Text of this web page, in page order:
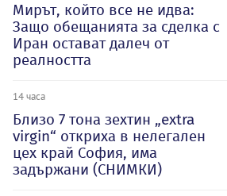
Мирът, който все не идва:
Защо обещанията за сделка с
Иран остават далеч от
реалността
14 часа
Близо 7 тона зехтин „extra
virgin“ откриха в нелегален
цех край София, има
задържани (СНИМКИ)